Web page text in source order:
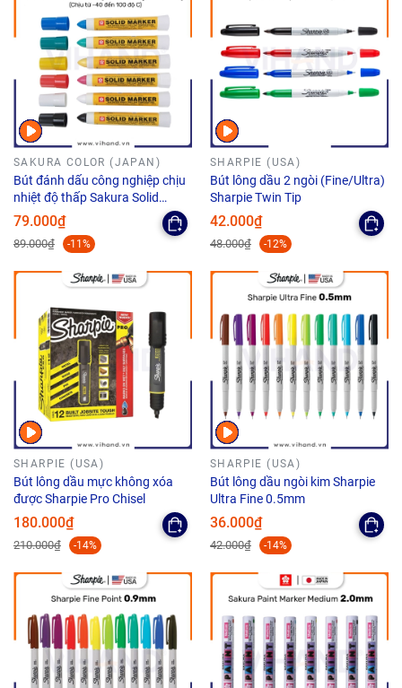
SAKURA COLOR (JAPAN)
Bút đánh dấu công nghiệp chịu
nhiệt độ thấp Sakura Solid
Marker Low Temperature
12.0mm
79.000₫
89.000₫ -11%
SHARPIE (USA)
Bút lông dầu 2 ngòi (Fine/Ultra)
Sharpie Twin Tip
42.000₫
48.000₫ -12%
SHARPIE (USA)
Bút lông dầu mực không xóa
được Sharpie Pro Chisel
180.000₫
210.000₫ -14%
SHARPIE (USA)
Bút lông dầu ngòi kim Sharpie
Ultra Fine 0.5mm
36.000₫
42.000₫ -14%